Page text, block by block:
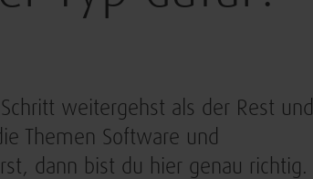
weitergehst als der Rest und
Themen Software und
dann bist du hier genau richtig.